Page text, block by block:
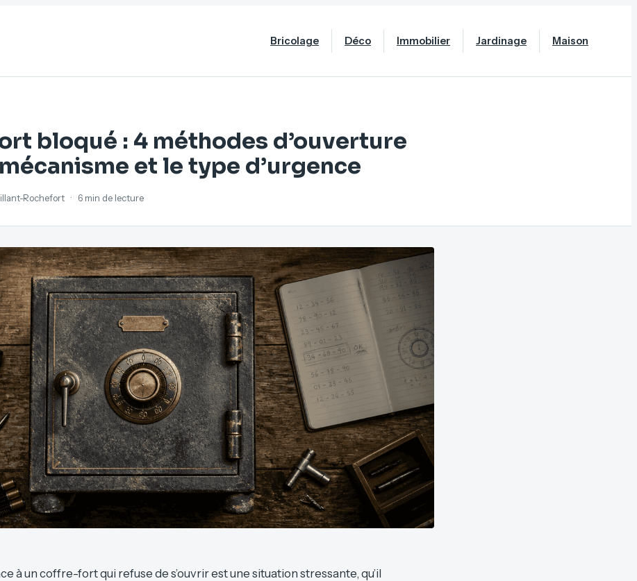
Bricolage Déco Immobilier Jardinage Maison
bloqué : 4 méthodes d’ouverture
et le type d’urgence
Rochefort · 6 min de lecture
à un coffre-fort qui refuse de s’ouvrir est une situation stressante, qu’il